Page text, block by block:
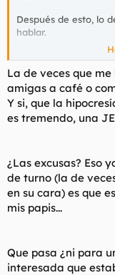
Después de esto, lo
hablar.
Y al final los
Si la mujer se queja
toda la razón, pero si
Y si se propone el
Los hombres
lo valen.
La de veces que
amigas a café o
Y si, que la
es tremendo, una
¿Las excusas? Eso
de turno (la de
en su cara) es que
mis papis...
Que pasa ¿ni para
interesada que